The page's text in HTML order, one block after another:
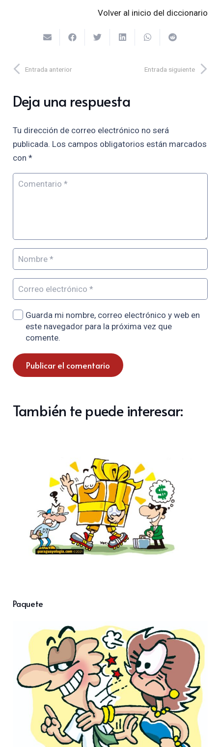
Volver al inicio del diccionario
Entrada anterior Entrada siguiente
Deja una respuesta
Tu dirección de correo electrónico no será
publicada. Los campos obligatorios están marcados
con *
Guarda mi nombre, correo electrónico y web en
este navegador para la próxima vez que
comente.
Publicar el comentario
También te puede interesar:
Paquete